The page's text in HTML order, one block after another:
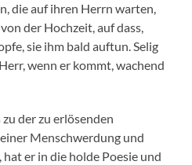
die auf ihren Herrn warten,
der Hochzeit, auf dass,
sie ihm bald auftun. Selig
wenn er kommt, wachend
zu der zu erlösenden
Menschwerdung und
er in die holde Poesie und